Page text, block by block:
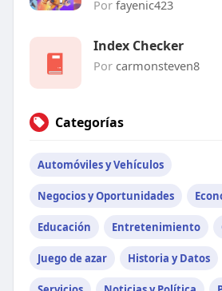
Por fayenic423
Index Checker
Por carmonsteven8
Categorías
Automóviles y Vehículos
Negocios y Oportunidades
Educación Entretenimiento
Juego de azar Historia y Datos